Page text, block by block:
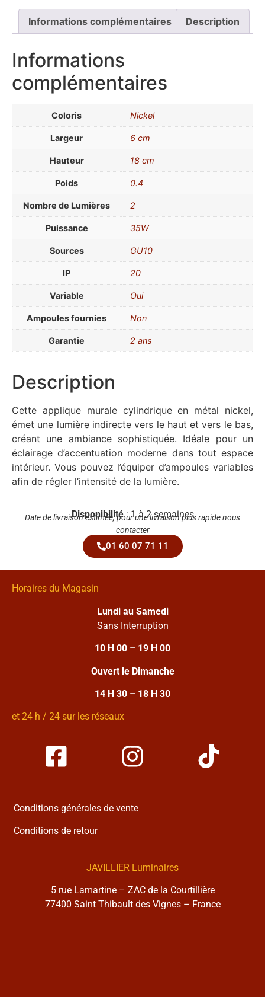
Informations complémentaires Description
Informations
complémentaires
Coloris Nickel
Largeur 6 cm
Hauteur 18 cm
Poids 0.4
Nombre de Lumières 2
Puissance 35W
Sources GU10
IP 20
Variable Oui
Ampoules fournies Non
Garantie 2 ans
Description
Cette applique murale cylindrique en métal nickel,
émet une lumière indirecte vers le haut et vers le bas,
créant une ambiance sophistiquée. Idéale pour un
éclairage d’accentuation moderne dans tout espace
intérieur. Vous pouvez l’équiper d’ampoules variables
afin de régler l’intensité de la lumière.
Disponibilité: 1 à 2 semaines
Date de livraison estimée, pour une livraison plus rapide nous
contacter
01 60 07 71 11
Horaires du Magasin
Lundi au Samedi
Sans Interruption
10 H 00 – 19 H 00
Ouvert le Dimanche
14 H 30 – 18 H 30
et 24 h / 24 sur les réseaux
Conditions générales de vente
Conditions de retour
JAVILLIER Luminaires
5 rue Lamartine – ZAC de la Courtillière
77400 Saint Thibault des Vignes – France